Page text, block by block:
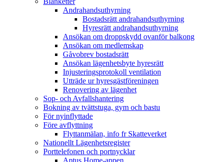
Andrahandsuthyrning
Bostadsrätt andrahandsuthyrning
Hyresrätt andrahandsuthyrning
Ansökan om droppskydd ovanför balkong
Ansökan om medlemskap
Gåvobrev bostadsrätt
Ansökan lägenhetsbyte hyresrätt
Injusteringsprotokoll ventilation
Utträde ur hyresgästföreningen
Renovering av lägenhet
Sop- och Avfallshantering
Bokning av tvättstuga, gym och bastu
För nyinflyttade
Före avflyttning
Flyttanmälan, info fr Skatteverket
Nationellt Lägenhetsregister
Porttelefonen och portnycklar
Aptus Home-appen